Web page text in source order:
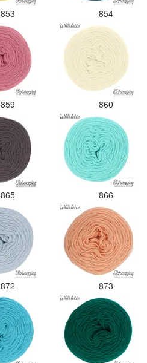
853 854
859 860
865 866
872 873